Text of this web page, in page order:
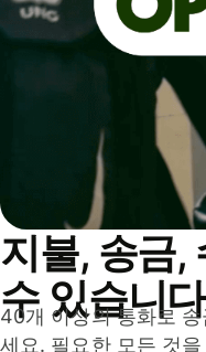
지불, 송금,
수 있습니다
40개 이상의 통화로
세요. 필요한 모든 것